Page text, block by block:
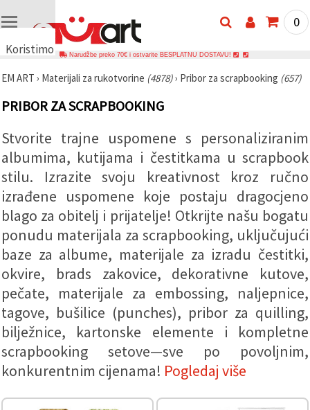
Koristimo
🍪
kolačiće i
kako bismo
osigurali
ispravno
funkcioniranje
web-
stranice,
poboljšali
vaše
korisničko
iskustvo i,
privolu,
analizirali
promet te
prikazivali
relevantniji
sadržaj i
oglase,
uključujući
uz pomoć
naših
partnera za
0
Narudžbe preko 70€ i ostvarite BESPLATNU DOSTAVU!
EM ART › Materijali za rukotvorine (4878)› Pribor za scrapbooking (657)
PRIBOR ZA SCRAPBOOKING
Stvorite trajne uspomene s personaliziranim
albumima, kutijama i čestitkama u scrapbook
stilu. Izrazite svoju kreativnost kroz ručno
izrađene uspomene koje postaju dragocjeno
blago za obitelj i prijatelje! Otkrijte našu bogatu
ponudu materijala za scrapbooking, uključujući
baze za albume, materijale za izradu čestitki,
okvire, brads zakovice, dekorativne kutove,
pečate, materijale za embossing, naljepnice,
tagove, bušilice (punches), pribor za quilling,
bilježnice, kartonske elemente i kompletne
scrapbooking setove—sve po povoljnim,
konkurentnim cijenama! Pogledaj više